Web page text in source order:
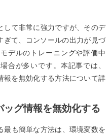
Tensorflow
デ
バ
ッ
グ
報
無
して非常に強力ですが、そのデ
ぎて、コンソールの出力が見づ
デルのトレーニングや評価中
合が多いです。本記事では、
報を無効化する方法について詳
ッグ情報を無効化する
最も簡単な方法は、環境変数を